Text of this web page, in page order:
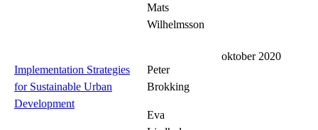
Mats
Wilhelmsson
Implementation Strategies
for Sustainable Urban
Development
Peter
Brokking
Eva
oktober 2020